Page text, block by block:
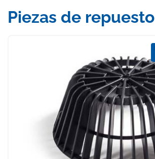
Piezas de repuesto